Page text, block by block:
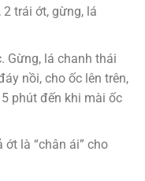
trái ớt, gừng, lá
Gừng, lá chanh thái
nồi, cho ốc lên trên,
phút đến khi mài ốc
là “chân ái” cho